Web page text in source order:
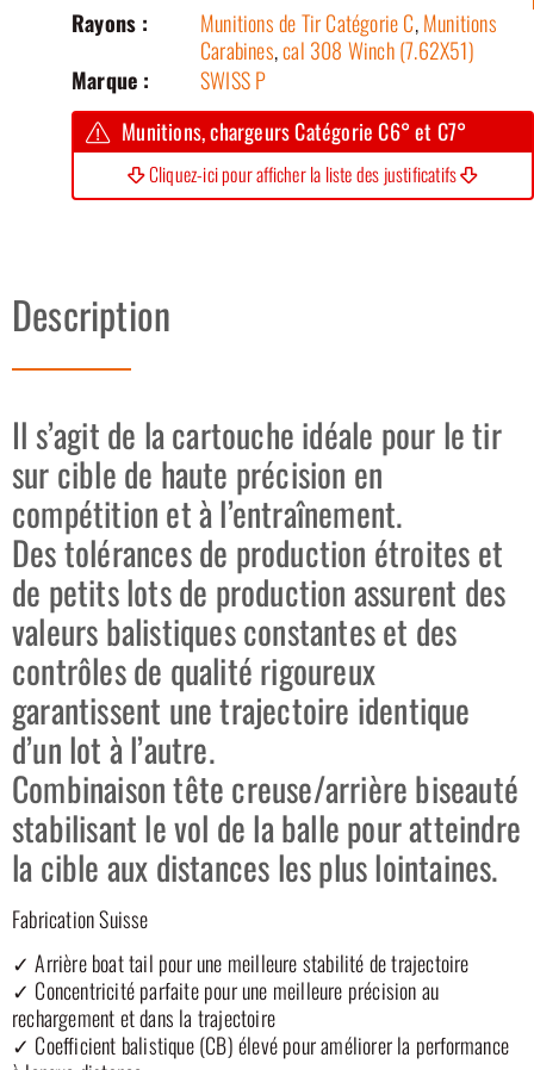
Rayons : Munitions de Tir Catégorie C,Munitions
Carabines,cal 308 Winch (7.62X51)
Marque :
SWISS P
Munitions, chargeurs Catégorie C6° et C7°
Cliquez-ici pour afficher la liste des justificatifs
Description
Il s’agit de la cartouche idéale pour le tir
sur cible de haute précision en
compétition et à l’entraînement.
Des tolérances de production étroites et
de petits lots de production assurent des
valeurs balistiques constantes et des
contrôles de qualité rigoureux
garantissent une trajectoire identique
d’un lot à l’autre.
Combinaison tête creuse/arrière biseauté
stabilisant le vol de la balle pour atteindre
la cible aux distances les plus lointaines.
Fabrication Suisse
✓ Arrière boat tail pour une meilleure stabilité de trajectoire
✓ Concentricité parfaite pour une meilleure précision au
rechargement et dans la trajectoire
✓ Coefficient balistique (CB) élevé pour améliorer la performance